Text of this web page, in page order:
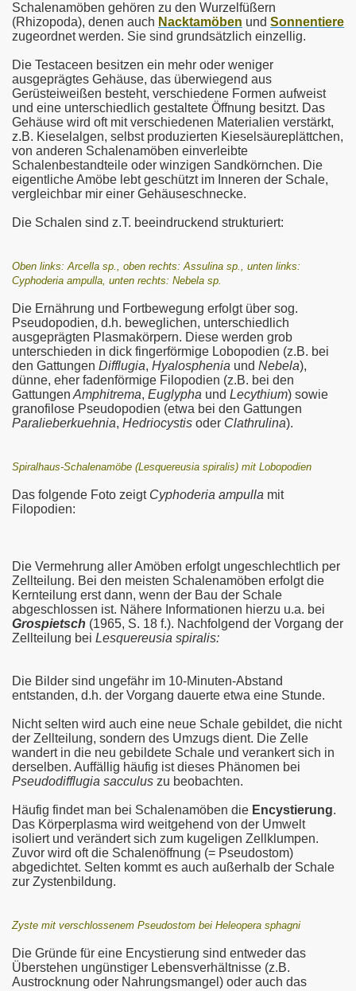
Schalenamöben gehören zu den Wurzelfüßern
(Rhizopoda), denen auch Nacktamöben und Sonnentiere
zugeordnet werden. Sie sind grundsätzlich einzellig.
Die Testaceen besitzen ein mehr oder weniger
ausgeprägtes Gehäuse, das überwiegend aus
Gerüsteiweißen besteht, verschiedene Formen aufweist
und eine unterschiedlich gestaltete Öffnung besitzt. Das
Gehäuse wird oft mit verschiedenen Materialien verstärkt,
z.B. Kieselalgen, selbst produzierten Kieselsäureplättchen,
von anderen Schalenamöben einverleibte
Schalenbestandteile oder winzigen Sandkörnchen. Die
eigentliche Amöbe lebt geschützt im Inneren der Schale,
vergleichbar mir einer Gehäuseschnecke.
Die Schalen sind z.T. beeindruckend strukturiert:
Oben links: Arcella sp., oben rechts: Assulina sp., unten links:
Cyphoderia ampulla, unten rechts: Nebela sp.
Die Ernährung und Fortbewegung erfolgt über sog.
Pseudopodien, d.h. beweglichen, unterschiedlich
ausgeprägten Plasmakörpern. Diese werden grob
unterschieden in dick fingerförmige Lobopodien (z.B. bei
den Gattungen Difflugia, Hyalosphenia und Nebela),
dünne, eher fadenförmige Filopodien (z.B. bei den
Gattungen Amphitrema, Euglypha und Lecythium) sowie
granofilose Pseudopodien (etwa bei den Gattungen
Paralieberkuehnia, Hedriocystis oder Clathrulina).
Spiralhaus-Schalenamöbe (Lesquereusia spiralis) mit Lobopodien
Das folgende Foto zeigt Cyphoderia ampulla mit
Filopodien:
Die Vermehrung aller Amöben erfolgt ungeschlechtlich per
Zellteilung. Bei den meisten Schalenamöben erfolgt die
Kernteilung erst dann, wenn der Bau der Schale
abgeschlossen ist. Nähere Informationen hierzu u.a. bei
Grospietsch (1965, S. 18 f.). Nachfolgend der Vorgang der
Zellteilung bei Lesquereusia spiralis:
Die Bilder sind ungefähr im 10-Minuten-Abstand
entstanden, d.h. der Vorgang dauerte etwa eine Stunde.
Nicht selten wird auch eine neue Schale gebildet, die nicht
der Zellteilung, sondern des Umzugs dient. Die Zelle
wandert in die neu gebildete Schale und verankert sich in
derselben. Auffällig häufig ist dieses Phänomen bei
Pseudodifflugia sacculus zu beobachten.
Häufig findet man bei Schalenamöben die Encystierung.
Das Körperplasma wird weitgehend von der Umwelt
isoliert und verändert sich zum kugeligen Zellklumpen.
Zuvor wird oft die Schalenöffnung (= Pseudostom)
abgedichtet. Selten kommt es auch außerhalb der Schale
zur Zystenbildung.
Zyste mit verschlossenem Pseudostom bei Heleopera sphagni
Die Gründe für eine Encystierung sind entweder das
Überstehen ungünstiger Lebensverhältnisse (z.B.
Austrocknung oder Nahrungsmangel) oder auch das